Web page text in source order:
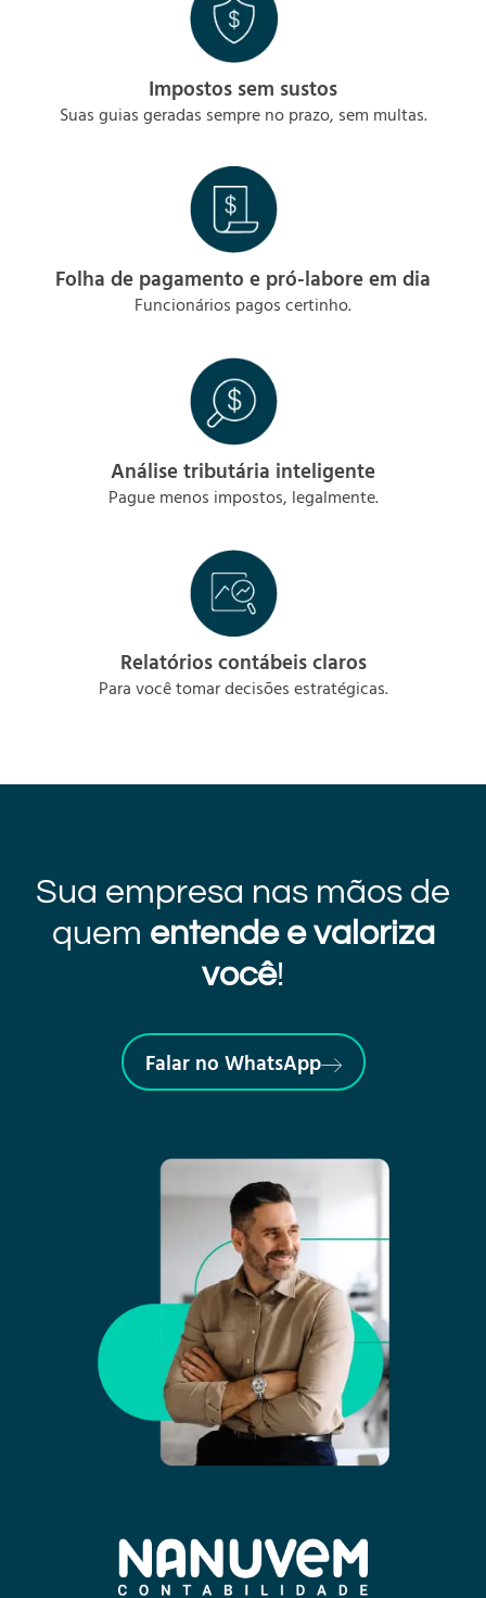
Impostos sem sustos
Suas guias geradas sempre no prazo, sem multas.
Folha de pagamento e pró-labore em dia
Funcionários pagos certinho.
Análise tributária inteligente
Pague menos impostos, legalmente.
Relatórios contábeis claros
Para você tomar decisões estratégicas.
Sua empresa nas mãos de
quem entende e valoriza
você!
Falar no WhatsApp